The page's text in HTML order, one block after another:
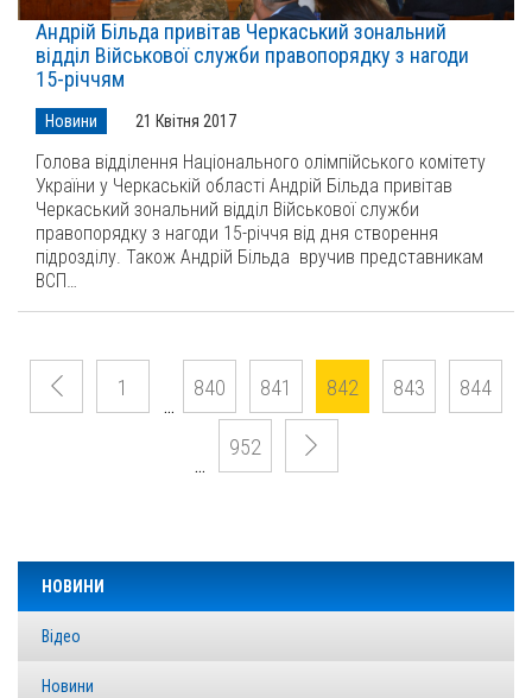
Андрій Більда привітав Черкаський зональний
відділ Військової служби правопорядку з нагоди
15-річчям
Новини 21 Квітня 2017
Голова відділення Національного олімпійського комітету
України у Черкаській області Андрій Більда привітав
Черкаський зональний відділ Військової служби
правопорядку з нагоди 15-річчя від дня створення
підрозділу. Також Андрій Більда вручив представникам
ВСП…
1
…
840 841 842 843 844
…
952
НОВИНИ
Відео
Новини